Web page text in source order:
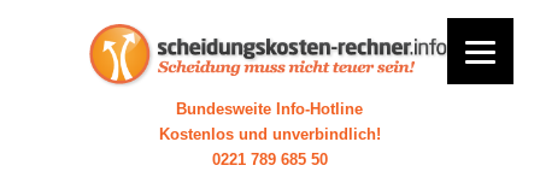
Bundesweite Info-Hotline
Kostenlos und unverbindlich!
0221 789 685 50